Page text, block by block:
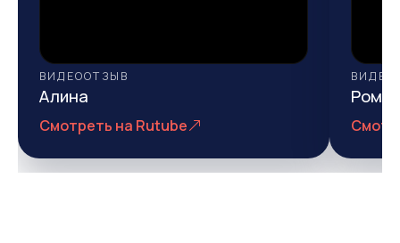
ВИДЕООТЗЫВ
Алина
Смотреть на Rutube